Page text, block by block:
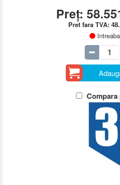
Preț:
Pret fara TVA: